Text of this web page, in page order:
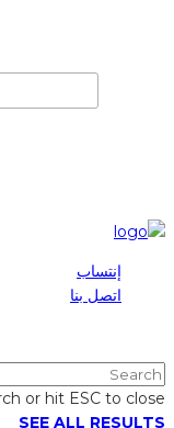
إنتساب
اتصل بنا
or hit ESC to close
SEE ALL RESULTS